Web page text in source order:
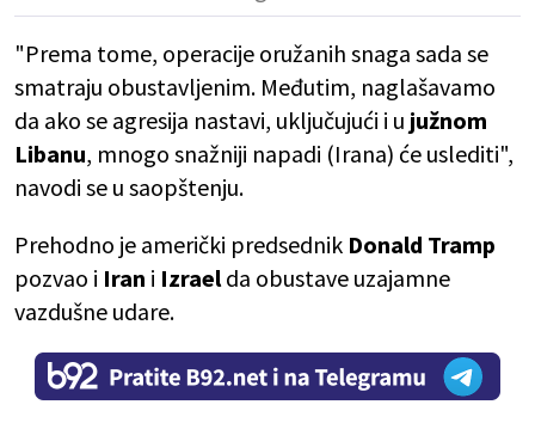
"Prema tome, operacije oružanih snaga sada se
smatraju obustavljenim. Međutim, naglašavamo
da ako se agresija nastavi, uključujući i u južnom
Libanu, mnogo snažniji napadi (Irana) će uslediti",
navodi se u saopštenju.
Prehodno je američki predsednik Donald Tramp
pozvao i Iran i Izraelda obustave uzajamne
vazdušne udare.